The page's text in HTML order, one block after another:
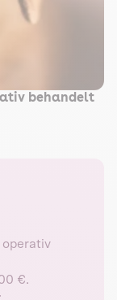
behandelt
operativ
€.